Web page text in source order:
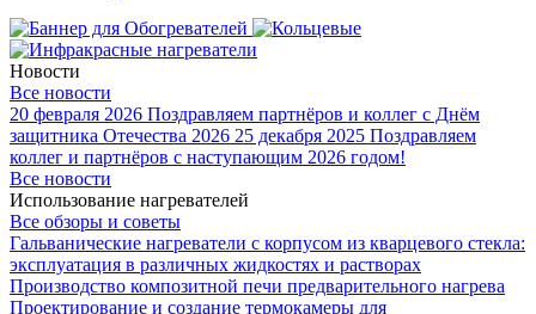
Новости
Все новости
20 февраля 2026 Поздравляем партнёров и коллег с Днём
защитника Отечества 2026 25 декабря 2025 Поздравляем
коллег и партнёров с наступающим 2026 годом!
Все новости
Использование нагревателей
Все обзоры и советы
Гальванические нагреватели с корпусом из кварцевого стекла:
эксплуатация в различных жидкостях и растворах
Производство композитной печи предварительного нагрева
Проектирование и создание термокамеры для